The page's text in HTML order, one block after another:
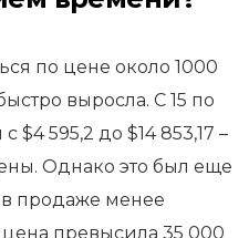
по цене около 1000
выросла. С 15 по
$4 595,2 до $14 853,17 –
Однако это был еще
продаже менее
превысила 35 000